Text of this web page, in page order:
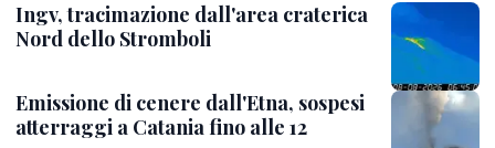
Ingv, tracimazione dall'area craterica
Nord dello Stromboli
Emissione di cenere dall'Etna, sospesi
atterraggi a Catania fino alle 12